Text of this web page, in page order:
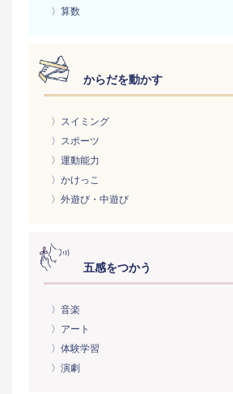
〉算数
からだを動かす
〉スイミング
〉スポーツ
〉運動能力
〉かけっこ
〉外遊び・中遊び
五感をつかう
〉音楽
〉アート
〉体験学習
〉演劇